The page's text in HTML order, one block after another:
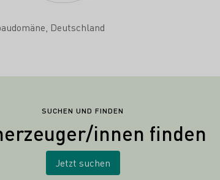
Deutschland
SUCHEN UND FINDEN
innen finden
Jetzt suchen